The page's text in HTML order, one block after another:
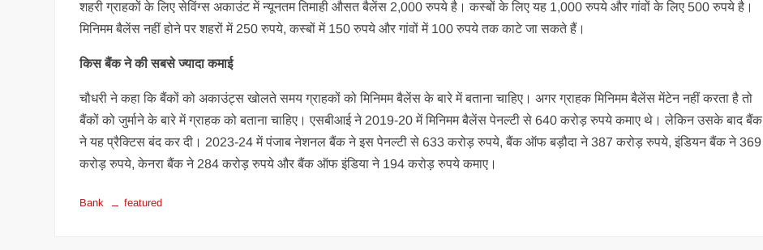
शहरी ग्राहकों के लिए सेविंग्स अकाउंट में न्यूनतम तिमाही औसत बैलेंस 2,000 रुपये है। कस्बों के लिए यह 1,000 रुपये और गांवों के लिए 500 रुपये है।
मिनिमम बैलेंस नहीं होने पर शहरों में 250 रुपये, कस्बों में 150 रुपये और गांवों में 100 रुपये तक काटे जा सकते हैं।
किस बैंक ने की सबसे ज्यादा कमाई
चौधरी ने कहा कि बैंकों को अकाउंट्स खोलते समय ग्राहकों को मिनिमम बैलेंस के बारे में बताना चाहिए। अगर ग्राहक मिनिमम बैलेंस मेंटेन नहीं करता है तो
बैंकों को जुर्माने के बारे में ग्राहक को बताना चाहिए। एसबीआई ने 2019-20 में मिनिमम बैलेंस पेनल्टी से 640 करोड़ रुपये कमाए थे। लेकिन उसके बाद बैंक
ने यह प्रैक्टिस बंद कर दी। 2023-24 में पंजाब नेशनल बैंक ने इस पेनल्टी से 633 करोड़ रुपये, बैंक ऑफ बड़ौदा ने 387 करोड़ रुपये, इंडियन बैंक ने 369
करोड़ रुपये, केनरा बैंक ने 284 करोड़ रुपये और बैंक ऑफ इंडिया ने 194 करोड़ रुपये कमाए।
Bank featured